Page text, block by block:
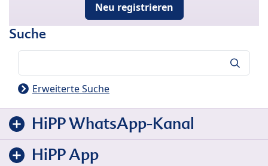
Neu registrieren
Suche
Erweiterte Suche
HiPP WhatsApp-Kanal
HiPP App